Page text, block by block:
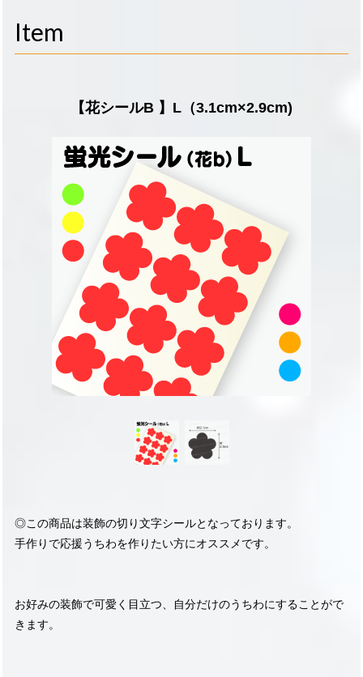
Item
【花シールB 】L（3.1cm×2.9cm)
◎この商品は装飾の切り文字シールとなっております。
手作りで応援うちわを作りたい方にオススメです。
お好みの装飾で可愛く目立つ、自分だけのうちわにすることがで
きます。